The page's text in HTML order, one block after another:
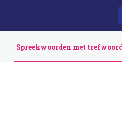
Spreekwoorden met